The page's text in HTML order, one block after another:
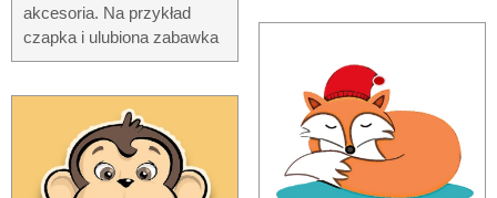
akcesoria. Na przykład
czapka i ulubiona zabawka